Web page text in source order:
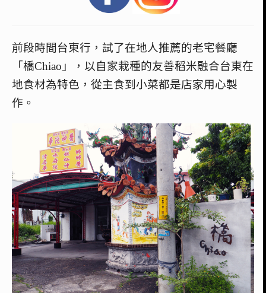
前段時間台東行，試了在地人推薦的老宅餐廳
「橋Chiao」，以自家栽種的友善稻米融合台東在
地食材為特色，從主食到小菜都是店家用心製
作。